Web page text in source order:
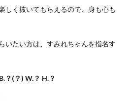
しく抜いてもらえるので、身も心も
いたい方は、すみれちゃんを指名す
B.？(？) W.？ H.？